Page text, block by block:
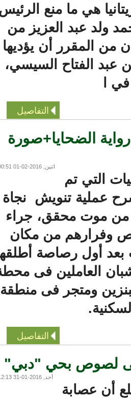
هي ما منع الرئيس
ولد عبد العزيز من
من المقرر أن يؤديها
الفتاح السيسي،
ا
التفاصيل
الضحايا+صورة
اثنين, 2016-02-01 00:51
التي تم
عملية تنويش نجاة
من موت محقق، جراء
وفرارهم من مكان
أول رصاصة أطلقها
العاملين فى محطة
ومتجر فى منطقة
التفاصيل
لصوص بحي "دبي"
أن عصابة